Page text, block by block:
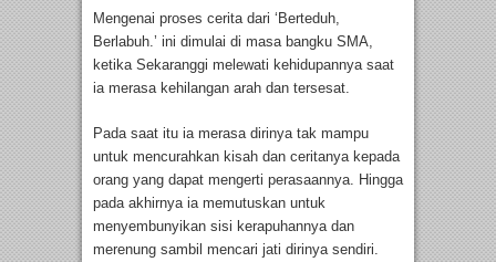
Mengenai proses cerita dari ‘Berteduh,
Berlabuh.’ ini dimulai di masa bangku SMA,
ketika Sekaranggi melewati kehidupannya saat
ia merasa kehilangan arah dan tersesat.
Pada saat itu ia merasa dirinya tak mampu
untuk mencurahkan kisah dan ceritanya kepada
orang yang dapat mengerti perasaannya. Hingga
pada akhirnya ia memutuskan untuk
menyembunyikan sisi kerapuhannya dan
merenung sambil mencari jati dirinya sendiri.